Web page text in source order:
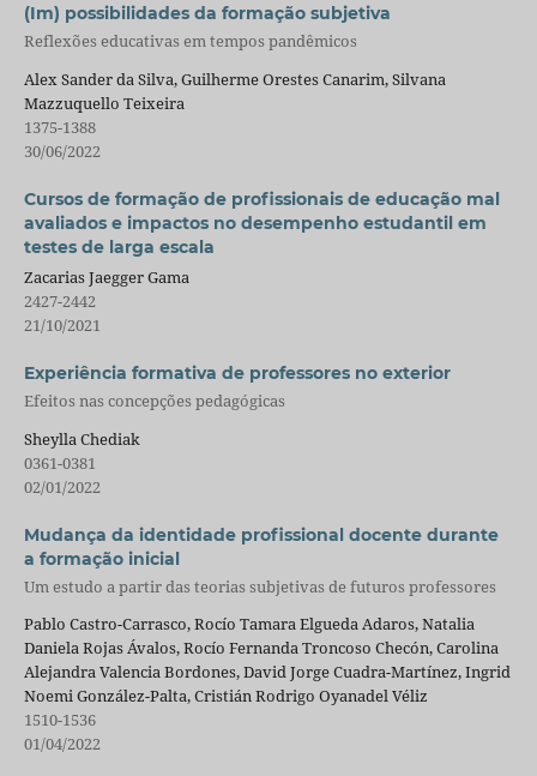
(Im) possibilidades da formação subjetiva
Reflexões educativas em tempos pandêmicos
Alex Sander da Silva, Guilherme Orestes Canarim, Silvana
Mazzuquello Teixeira
1375-1388
30/06/2022
Cursos de formação de profissionais de educação mal
avaliados e impactos no desempenho estudantil em
testes de larga escala
Zacarias Jaegger Gama
2427-2442
21/10/2021
Experiência formativa de professores no exterior
Efeitos nas concepções pedagógicas
Sheylla Chediak
0361-0381
02/01/2022
Mudança da identidade profissional docente durante
a formação inicial
Um estudo a partir das teorias subjetivas de futuros professores
Pablo Castro-Carrasco, Rocío Tamara Elgueda Adaros, Natalia
Daniela Rojas Ávalos, Rocío Fernanda Troncoso Checón, Carolina
Alejandra Valencia Bordones, David Jorge Cuadra-Martínez, Ingrid
Noemi González-Palta, Cristián Rodrigo Oyanadel Véliz
1510-1536
01/04/2022